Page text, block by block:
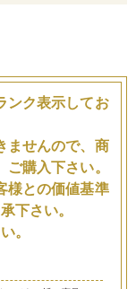
ンク表示してお
ませんので、商
購入下さい。
様との価値基準
下さい。
。